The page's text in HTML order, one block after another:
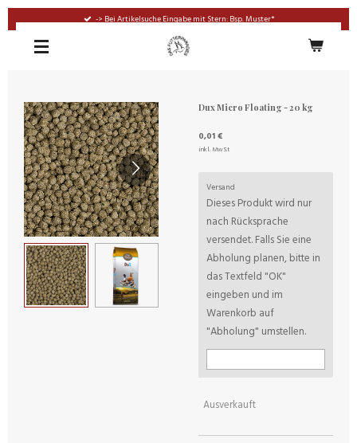
springen
-> Bei Artikelsuche Eingabe mit Stern: Bsp. Muster*
Dux Micro Floating - 20 kg
0,01 €
inkl. MwSt
Versand
Dieses Produkt wird nur
nach Rücksprache
versendet. Falls Sie eine
Abholung planen, bitte in
das Textfeld "OK"
eingeben und im
Warenkorb auf
"Abholung" umstellen.
Ausverkauft